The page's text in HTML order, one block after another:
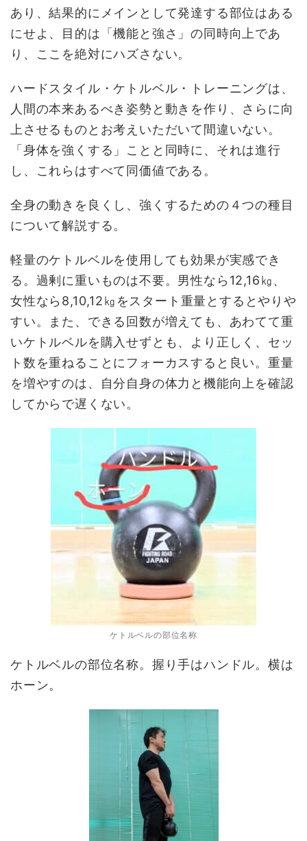
あり、結果的にメインとして発達する部位はある
にせよ、目的は「機能と強さ」の同時向上であ
り、ここを絶対にハズさない。
ハードスタイル・ケトルベル・トレーニングは、
人間の本来あるべき姿勢と動きを作り、さらに向
上させるものとお考えいただいて間違いない。
「身体を強くする」ことと同時に、それは進行
し、これらはすべて同価値である。
全身の動きを良くし、強くするための４つの種目
について解説する。
軽量のケトルベルを使用しても効果が実感でき
る。過剰に重いものは不要。男性なら12,16㎏、
女性なら8,10,12㎏をスタート重量とするとやりや
すい。また、できる回数が増えても、あわてて重
いケトルベルを購入せずとも、より正しく、セッ
ト数を重ねることにフォーカスすると良い。重量
を増やすのは、自分自身の体力と機能向上を確認
してからで遅くない。
ケトルベルの部位名称
ケトルベルの部位名称。握り手はハンドル。横は
ホーン。